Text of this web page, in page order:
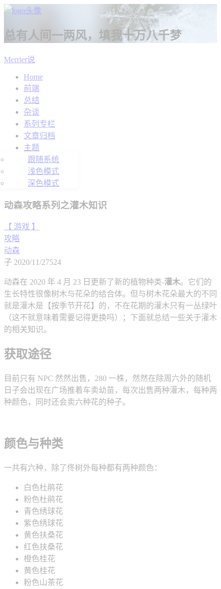
总有人间一两风，填我十万八千梦
Merrier说
Home
前端
总结
杂谈
系列专栏
文章归档
主题
跟随系统
浅色模式
深色模式
动森攻略系列之灌木知识
【 游戏 】
攻略
动森
子 2020/11/27524
动森在 2020 年 4 月 23 日更新了新的植物种类-灌木。它们的
生长特性很像树木与花朵的结合体。但与树木花朵最大的不同
就是灌木是【按季节开花】的，不在花期的灌木只有一丛绿叶
（这不就意味着需要记得更换吗）；下面就总结一些关于灌木
的相关知识。
获取途径
目前只有 NPC 然然出售，280 一株，然然在除周六外的随机
日子会出现在广场推着车卖幼苗，每次出售两种灌木，每种两
种颜色，同时还会卖六种花的种子。
颜色与种类
一共有六种，除了佟树外每种都有两种颜色：
白色杜鹃花
粉色杜鹃花
青色绣球花
紫色绣球花
黄色扶桑花
红色扶桑花
橙色桂花
黄色桂花
粉色山茶花